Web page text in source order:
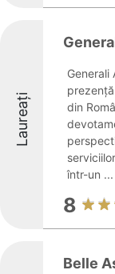
Laureați
Generali
din
într-un ...
8
Belle